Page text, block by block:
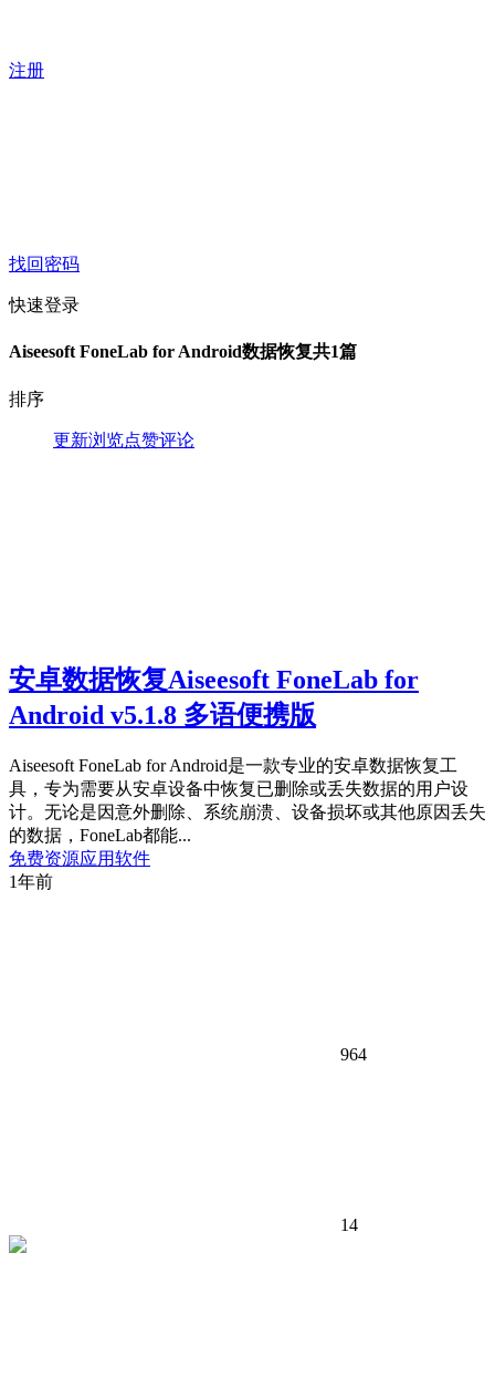
注册
找回密码
快速登录
Aiseesoft FoneLab for Android数据恢复共1篇
排序
更新浏览点赞评论
安卓数据恢复Aiseesoft FoneLab for
Android v5.1.8 多语便携版
Aiseesoft FoneLab for Android是一款专业的安卓数据恢复工
具，专为需要从安卓设备中恢复已删除或丢失数据的用户设
计。无论是因意外删除、系统崩溃、设备损坏或其他原因丢失
的数据，FoneLab都能...
免费资源应用软件
1年前
964
14